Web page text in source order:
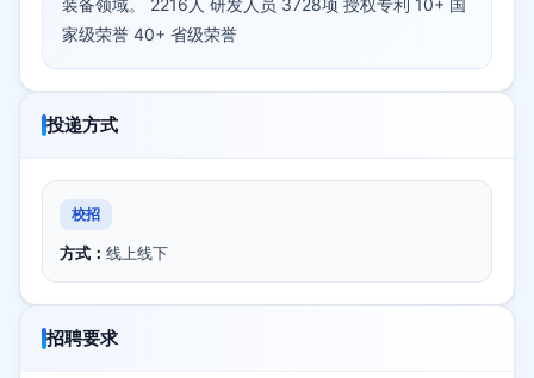
装备领域。 2216人 研发人员 3728项 授权专利 10+ 国
家级荣誉 40+ 省级荣誉
投递方式
校招
方式： 线上线下
招聘要求